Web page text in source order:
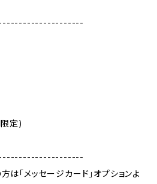
定)
「メッセージカード」オプションよ